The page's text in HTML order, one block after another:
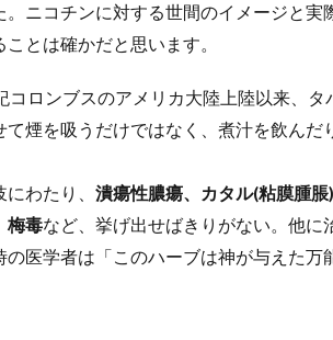
ニコチンに対する世間のイメージと実
とは確かだと思います。
コロンブスのアメリカ大陸上陸以来、
煙を吸うだけではなく、煮汁を飲んだ
わたり、 潰瘍性膿瘍、カタル(粘膜腫
梅毒など、挙げ出せばきりがない。他に
の医学者は「このハーブは神が与えた万